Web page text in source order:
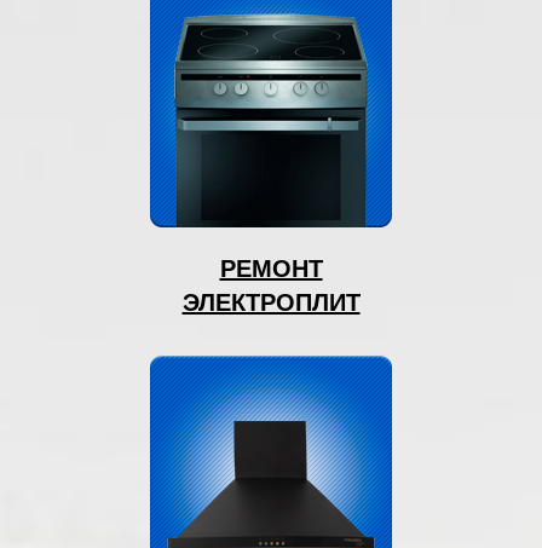
РЕМОНТ
ЭЛЕКТРОПЛИТ